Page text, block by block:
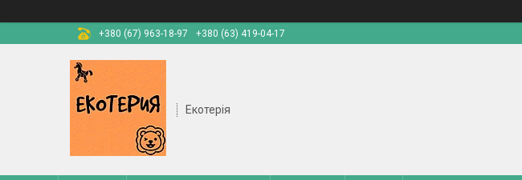
+380 (67) 963-18-97
+380 (63) 419-04-17
Екотерія